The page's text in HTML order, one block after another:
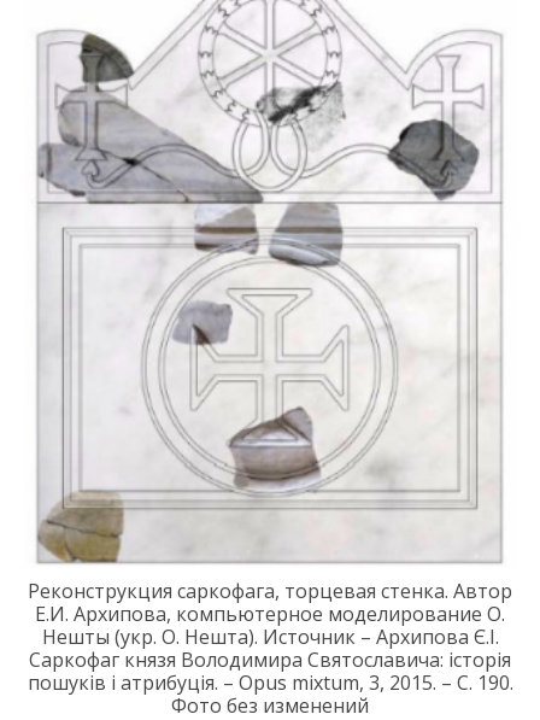
Реконструкция саркофага, торцевая стенка. Автор
Е.И. Архипова, компьютерное моделирование О.
Нешты (укр. О. Нешта). Источник – Архипова Є.І.
Саркофаг князя Володимира Святославича: історія
пошуків і атрибуція. – Opus mixtum, 3, 2015. – С. 190.
Фото без изменений